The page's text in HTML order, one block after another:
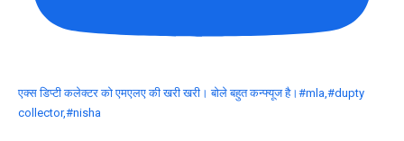
एक्स डिप्टी कलेक्टर को एमएलए की खरी खरी। बोले बहुत कन्फ्यूज है।#mla,#dupty
collector,#nisha